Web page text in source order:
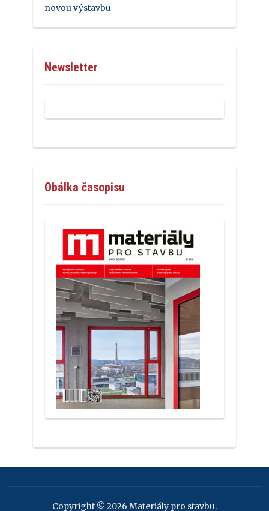
novou výstavbu
Newsletter
Obálka časopisu
Copyright © 2026 Materiály pro stavbu.